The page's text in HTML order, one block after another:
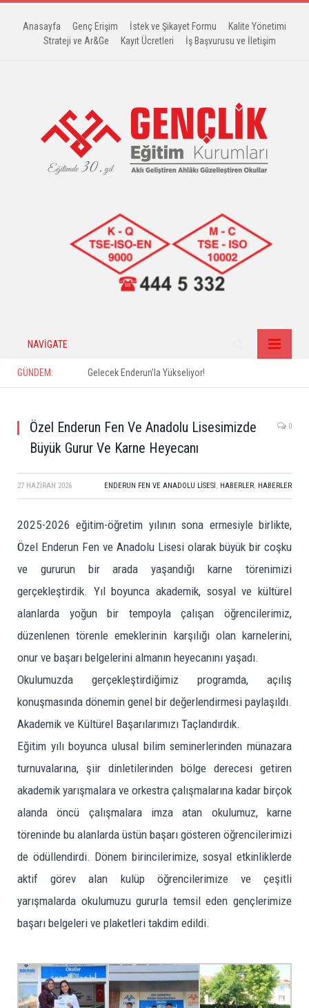
Anasayfa Genç Erişim İstek ve Şikayet Formu
Kalite Yönetimi
Strateji ve Ar&Ge
Kayıt Ücretleri İş Başvurusu ve İletişim
NAVIGATE
GÜNDEM: Gelecek Enderun’la Yükseliyor!
Özel Enderun Fen Ve Anadolu Lisesimizde
Büyük Gurur Ve Karne Heyecanı
0
27 HAZIRAN 2026 ENDERUN FEN VE ANADOLU LISESI, HABERLER, HABERLER
2025-2026 eğitim-öğretim yılının sona ermesiyle birlikte,
Özel Enderun Fen ve Anadolu Lisesi olarak büyük bir coşku
ve gururun bir arada yaşandığı karne törenimizi
gerçekleştirdik. Yıl boyunca akademik, sosyal ve kültürel
alanlarda yoğun bir tempoyla çalışan öğrencilerimiz,
düzenlenen törenle emeklerinin karşılığı olan karnelerini,
onur ve başarı belgelerini almanın heyecanını yaşadı.
Okulumuzda gerçekleştirdiğimiz programda, açılış
konuşmasında dönemin genel bir değerlendirmesi paylaşıldı.
Akademik ve Kültürel Başarılarımızı Taçlandırdık.
Eğitim yılı boyunca ulusal bilim seminerlerinden münazara
turnuvalarına, şiir dinletilerinden bölge derecesi getiren
akademik yarışmalara ve orkestra çalışmalarına kadar birçok
alanda öncü çalışmalara imza atan okulumuz, karne
töreninde bu alanlarda üstün başarı gösteren öğrencilerimizi
de ödüllendirdi. Dönem birincilerimize, sosyal etkinliklerde
aktif görev alan kulüp öğrencilerimize ve çeşitli
yarışmalarda okulumuzu gururla temsil eden gençlerimize
başarı belgeleri ve plaketleri takdim edildi.